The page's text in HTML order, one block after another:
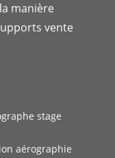
manière
vente
stage
aérographie